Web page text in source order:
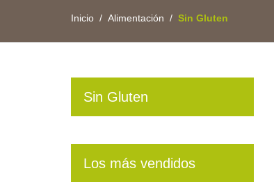
Inicio Alimentación Sin Gluten
Sin Gluten
Los más vendidos